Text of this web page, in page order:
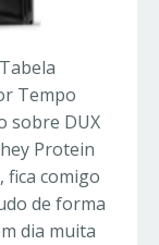
Tempo
sobre DUX
Protein
fica comigo
de forma
dia muita